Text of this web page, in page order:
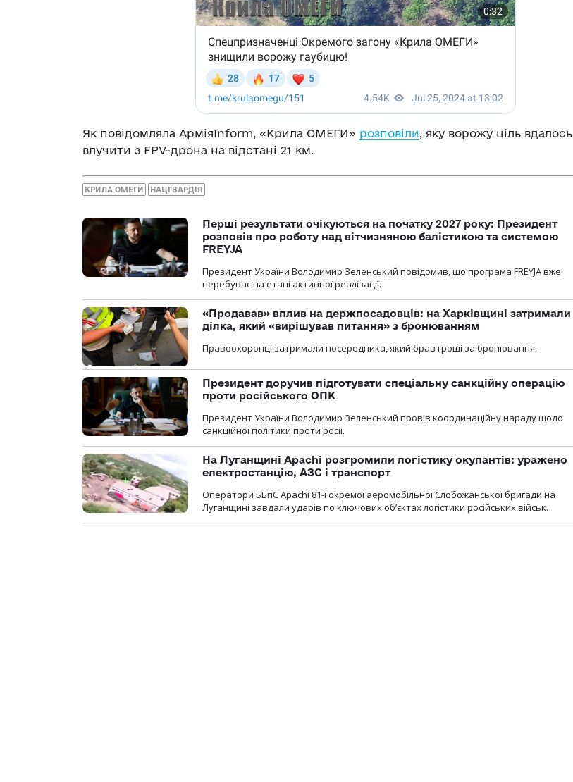
Як повідомляла АрміяInform, «Крила ОМЕГИ» розповіли, яку ворожу ціль вдалось
влучити з FPV-дрона на відстані 21 км.
КРИЛА ОМЕГИ НАЦГВАРДІЯ
Перші результати очікуються на початку 2027 року: Президент
розповів про роботу над вітчизняною балістикою та системою
FREYJA
Президент України Володимир Зеленський повідомив, що програма FREYJA вже
перебуває на етапі активної реалізації.
«Продавав» вплив на держпосадовців: на Харківщині затримали
ділка, який «вирішував питання» з бронюванням
Правоохоронці затримали посередника, який брав гроші за бронювання.
Президент доручив підготувати спеціальну санкційну операцію
проти російського ОПК
Президент України Володимир Зеленський провів координаційну нараду щодо
санкційної політики проти росії.
На Луганщині Apachi розгромили логістику окупантів: уражено
електростанцію, АЗС і транспорт
Оператори ББпС Apachi 81-ї окремої аеромобільної Слобожанської бригади на
Луганщині завдали ударів по ключових об’єктах логістики російських військ.